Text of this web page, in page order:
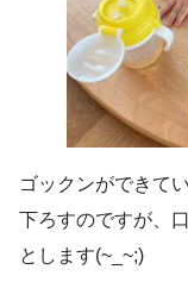
ゴックンができて
下ろすのですが、
とします(~_~;)